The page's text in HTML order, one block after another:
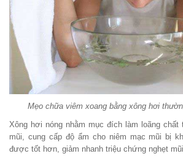
Mẹo chữa viêm xoang bằng xông hơi
Xông hơi nóng nhằm mục đích làm loãng
mũi, cung cấp độ ẩm cho niêm mạc mũi bị
được tốt hơn, giảm nhanh triệu chứng nghẹt